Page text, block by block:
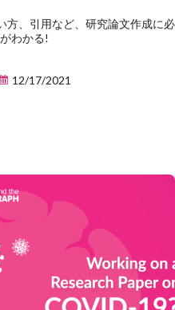
方、引用など、研究論文作成に必
わかる!
12/17/2021